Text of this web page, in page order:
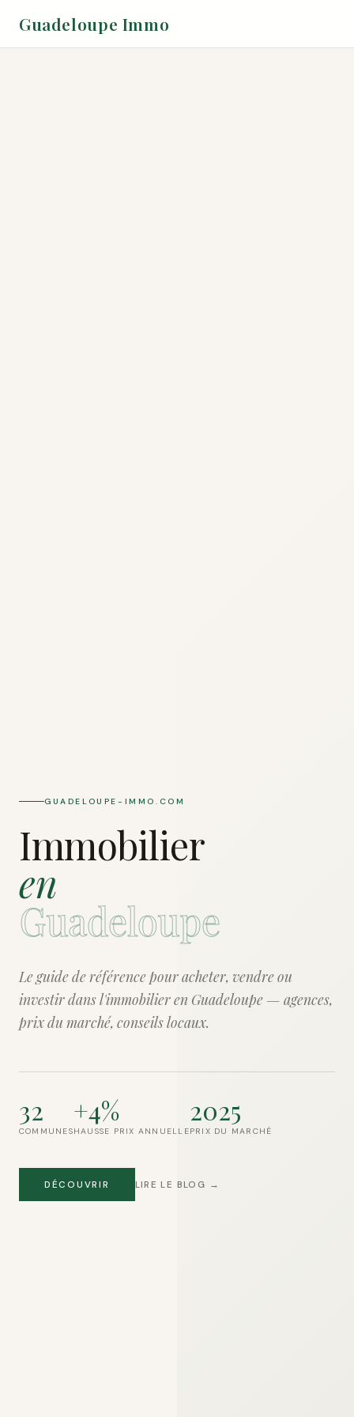
Guadeloupe Immo
GUADELOUPE-IMMO.COM
Immobilier
en
Guadeloupe
Le guide de référence pour acheter, vendre ou
investir dans l'immobilier en Guadeloupe — agences,
prix du marché, conseils locaux.
32
COMMUNES
+4%
HAUSSE PRIX ANNUELLE
2025
PRIX DU MARCHÉ
DÉCOUVRIR LIRE LE BLOG →